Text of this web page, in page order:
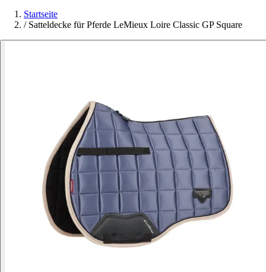
Startseite
/ Satteldecke für Pferde LeMieux Loire Classic GP Square